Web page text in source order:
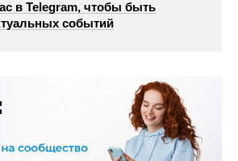
в Telegram, чтобы быть
событий